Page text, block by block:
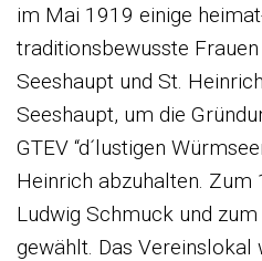
im Mai 1919 einige
traditionsbewusste
Seeshaupt und St.
Seeshaupt, um die
GTEV “d´lustigen
Heinrich abzuhalten. Zum
Ludwig Schmuck und
gewählt. Das Vereinslokal